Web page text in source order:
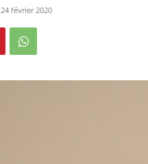
24 février 2020